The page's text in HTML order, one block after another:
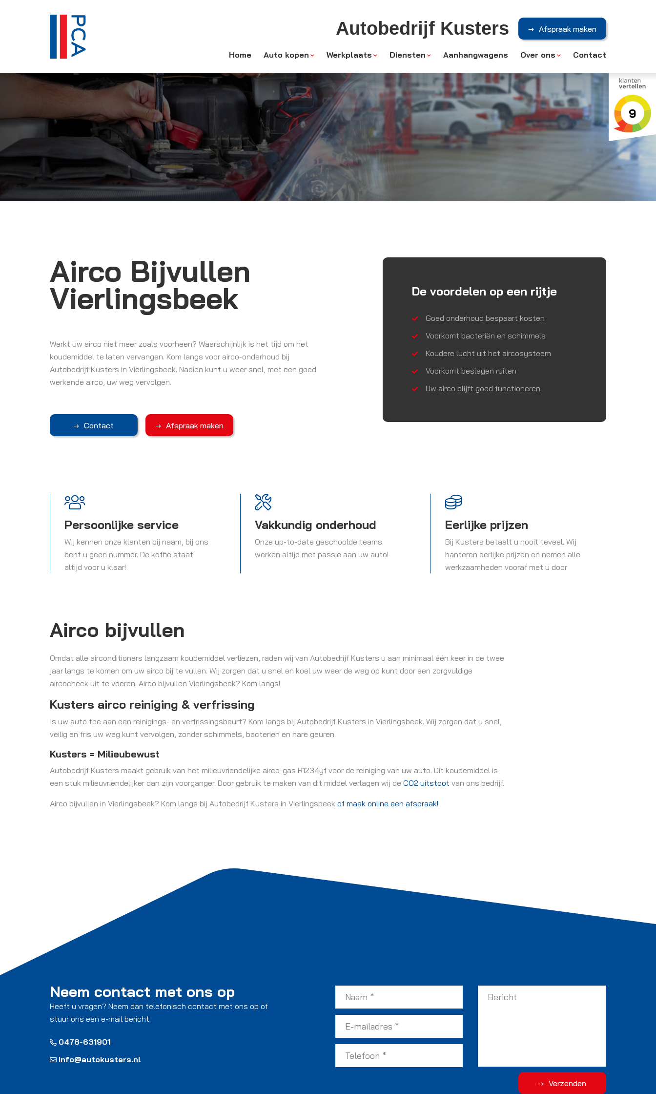
Autobedrijf Kusters Afspraak maken
Home Auto kopen Werkplaats Diensten Aanhangwagens Over ons Contact
9
Airco Bijvullen
Vierlingsbeek
Werkt uw airco niet meer zoals voorheen? Waarschijnlijk is het tijd om het
koudemiddel te laten vervangen. Kom langs voor airco-onderhoud bij
Autobedrijf Kusters in Vierlingsbeek. Nadien kunt u weer snel, met een goed
werkende airco, uw weg vervolgen.
Contact Afspraak maken
De voordelen op een rijtje
Goed onderhoud bespaart kosten
Voorkomt bacteriën en schimmels
Koudere lucht uit het aircosysteem
Voorkomt beslagen ruiten
Uw airco blijft goed functioneren
Persoonlijke service
Wij kennen onze klanten bij naam, bij ons
bent u geen nummer. De koffie staat
altijd voor u klaar!
Vakkundig onderhoud
Onze up-to-date geschoolde teams
werken altijd met passie aan uw auto!
Eerlijke prijzen
Bij Kusters betaalt u nooit teveel. Wij
hanteren eerlijke prijzen en nemen alle
werkzaamheden vooraf met u door
Airco bijvullen
Omdat alle airconditioners langzaam koudemiddel verliezen, raden wij van Autobedrijf Kusters u aan minimaal één keer in de twee
jaar langs te komen om uw airco bij te vullen. Wij zorgen dat u snel en koel uw weer de weg op kunt door een zorgvuldige
aircocheck uit te voeren. Airco bijvullen Vierlingsbeek? Kom langs!
Kusters airco reiniging & verfrissing
Is uw auto toe aan een reinigings- en verfrissingsbeurt? Kom langs bij Autobedrijf Kusters in Vierlingsbeek. Wij zorgen dat u snel,
veilig en fris uw weg kunt vervolgen, zonder schimmels, bacteriën en nare geuren.
Kusters = Milieubewust
Autobedrijf Kusters maakt gebruik van het milieuvriendelijke airco-gas R1234yf voor de reiniging van uw auto. Dit koudemiddel is
een stuk milieuvriendelijker dan zijn voorganger. Door gebruik te maken van dit middel verlagen wij de CO2 uitstoot van ons bedrijf.
Airco bijvullen in Vierlingsbeek? Kom langs bij Autobedrijf Kusters in Vierlingsbeek of maak online een afspraak!
Neem contact met ons op
Heeft u vragen? Neem dan telefonisch contact met ons op of
stuur ons een e-mail bericht.
0478-631901
info@autokusters.nl
Verzenden